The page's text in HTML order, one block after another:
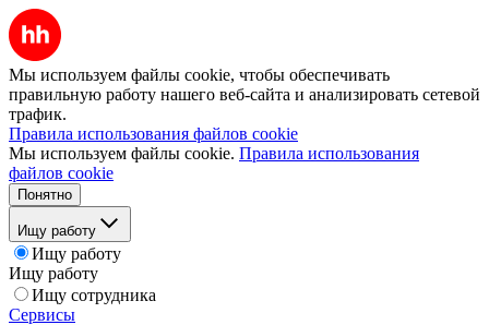
Мы используем файлы cookie, чтобы обеспечивать
правильную работу нашего веб-сайта и анализировать сетевой
трафик.
Правила использования файлов cookie
Мы используем файлы cookie. Правила использования
файлов cookie
Понятно
Ищу работу
Ищу работу
Ищу работу
Ищу сотрудника
Сервисы